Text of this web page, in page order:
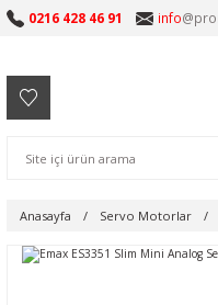
0216 428 46 91 info
Anasayfa Servo Motorlar